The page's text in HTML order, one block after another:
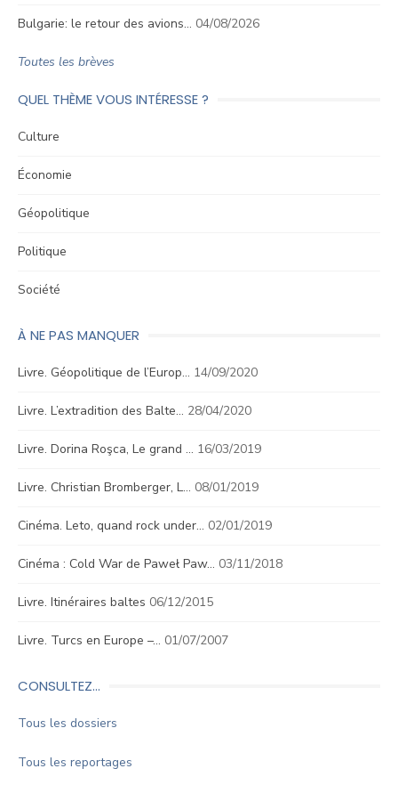
Bulgarie: le retour des avions… 04/08/2026
Toutes les brèves
QUEL THÈME VOUS INTÉRESSE ?
Culture
Économie
Géopolitique
Politique
Société
À NE PAS MANQUER
Livre. Géopolitique de l’Europ… 14/09/2020
Livre. L’extradition des Balte… 28/04/2020
Livre. Dorina Roşca, Le grand … 16/03/2019
Livre. Christian Bromberger, L… 08/01/2019
Cinéma. Leto, quand rock under… 02/01/2019
Cinéma : Cold War de Paweł Paw… 03/11/2018
Livre. Itinéraires baltes 06/12/2015
Livre. Turcs en Europe –… 01/07/2007
CONSULTEZ…
Tous les dossiers
Tous les reportages